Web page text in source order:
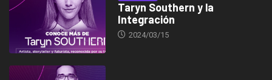
Taryn Southern y la
Integración
2024/03/15